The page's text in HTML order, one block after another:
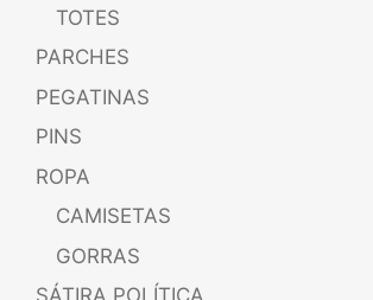
TOTES
PARCHES
PEGATINAS
PINS
ROPA
CAMISETAS
GORRAS